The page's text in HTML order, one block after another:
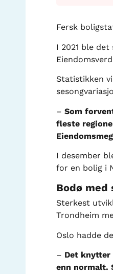
Fersk
I 2021 ble
Statistikken
– Som
fleste
I desember
for en bolig i
Bodø med
Sterkest
Trondheim
Oslo hadde
– Det knytter
enn normalt.